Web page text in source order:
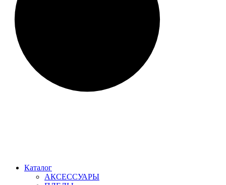
Каталог
АКСЕССУАРЫ